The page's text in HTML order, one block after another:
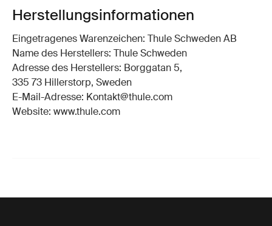
Herstellungsinformationen
Eingetragenes Warenzeichen: Thule Schweden AB
Name des Herstellers: Thule Schweden
Adresse des Herstellers: Borggatan 5,
335 73 Hillerstorp, Sweden
E-Mail-Adresse: Kontakt@thule.com
Website: www.thule.com